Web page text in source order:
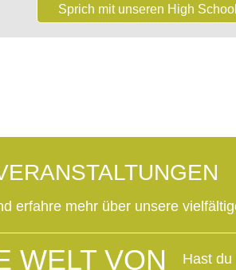
Sprich mit unseren High
erfahre mehr über unsere
WELT VON
Hast du